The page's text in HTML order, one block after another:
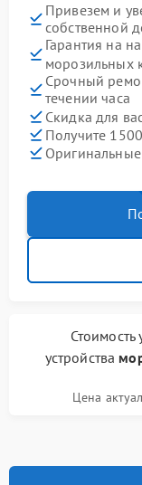
Привезем и
собственной
Гарантия на
морозильных
Срочный
течении часа
Скидка для
Получите
Стоимость
устройства
Цена